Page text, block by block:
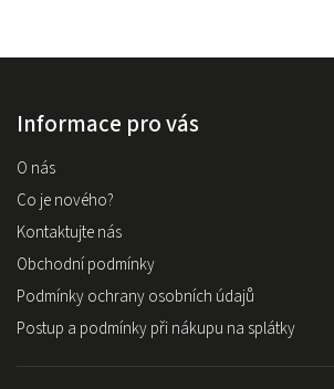
Informace pro vás
O nás
Co je nového?
Kontaktujte nás
Obchodní podmínky
Podmínky ochrany osobních údajů
Postup a podmínky při nákupu na splátky